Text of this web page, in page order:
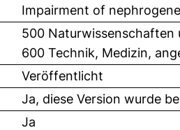
Impairment of
500 Naturwissenschaften
600 Technik, Medizin,
Veröffentlicht
Ja, diese Version wurde
Ja